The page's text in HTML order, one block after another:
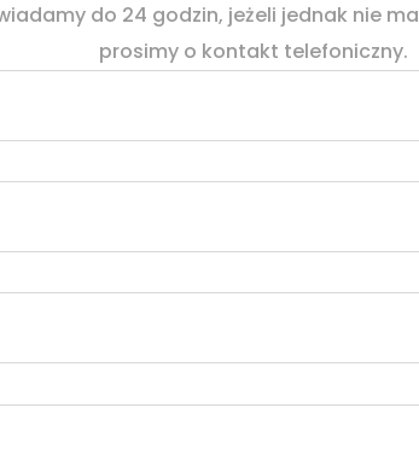
do 24 godzin, jeżeli jednak nie
prosimy o kontakt telefoniczny.